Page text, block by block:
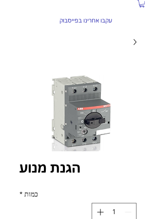
התקשרו עכשיו:
עקבו אחרינו בפייסבוק
הגנת מנוע
כמות *